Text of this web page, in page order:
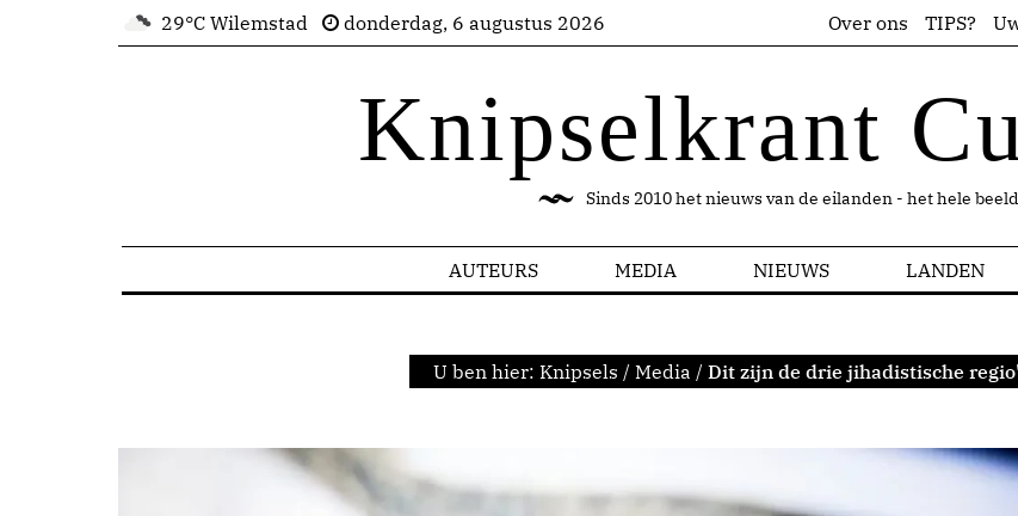
29°C Wilemstad donderdag, 6 augustus 2026 Over ons TIPS?
Knipselkrant
Sinds 2010 het nieuws van de eilanden - het hele beeld
AUTEURS MEDIA NIEUWS LANDEN
U ben hier: Knipsels / Media / Dit zijn de drie jihadistische